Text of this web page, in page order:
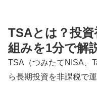
TSAとは？投
組みを1分で解
TSA（つみたてNISA、
ら長期投資を非課税で